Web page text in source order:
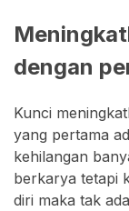
dengan
Kunci
yang pertama
kehilangan
berkarya tetapi
diri maka tak